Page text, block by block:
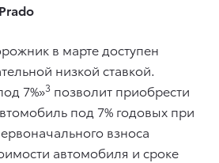
в марте доступен
низкой ставкой.
7%»3 позволит приобрести
под 7% годовых при
взноса
автомобиля и сроке